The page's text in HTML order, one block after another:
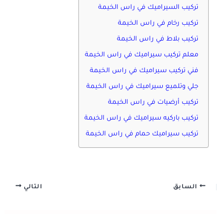
تركيب السيراميك في راس الخيمة
تركيب رخام في راس الخيمة
تركيب بلاط في راس الخيمة
معلم تركيب سيراميك في راس الخيمة
فني تركيب سيراميك في راس الخيمة
جلي وتلميع سيراميك في راس الخيمة
تركيب أرضيات في راس الخيمة
تركيب باركيه سيراميك في راس الخيمة
تركيب سيراميك حمام في راس الخيمة
السابق التالي